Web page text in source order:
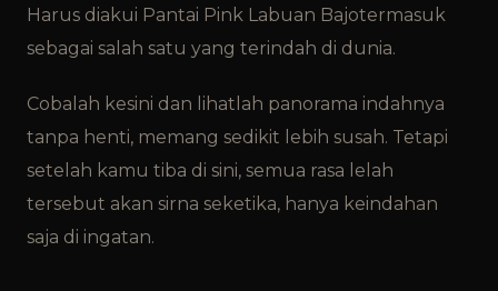
Harus diakui Pantai Pink Labuan Bajotermasuk
sebagai salah satu yang terindah di dunia.
Cobalah kesini dan lihatlah panorama indahnya
tanpa henti, memang sedikit lebih susah. Tetapi
setelah kamu tiba di sini, semua rasa lelah
tersebut akan sirna seketika, hanya keindahan
saja di ingatan.